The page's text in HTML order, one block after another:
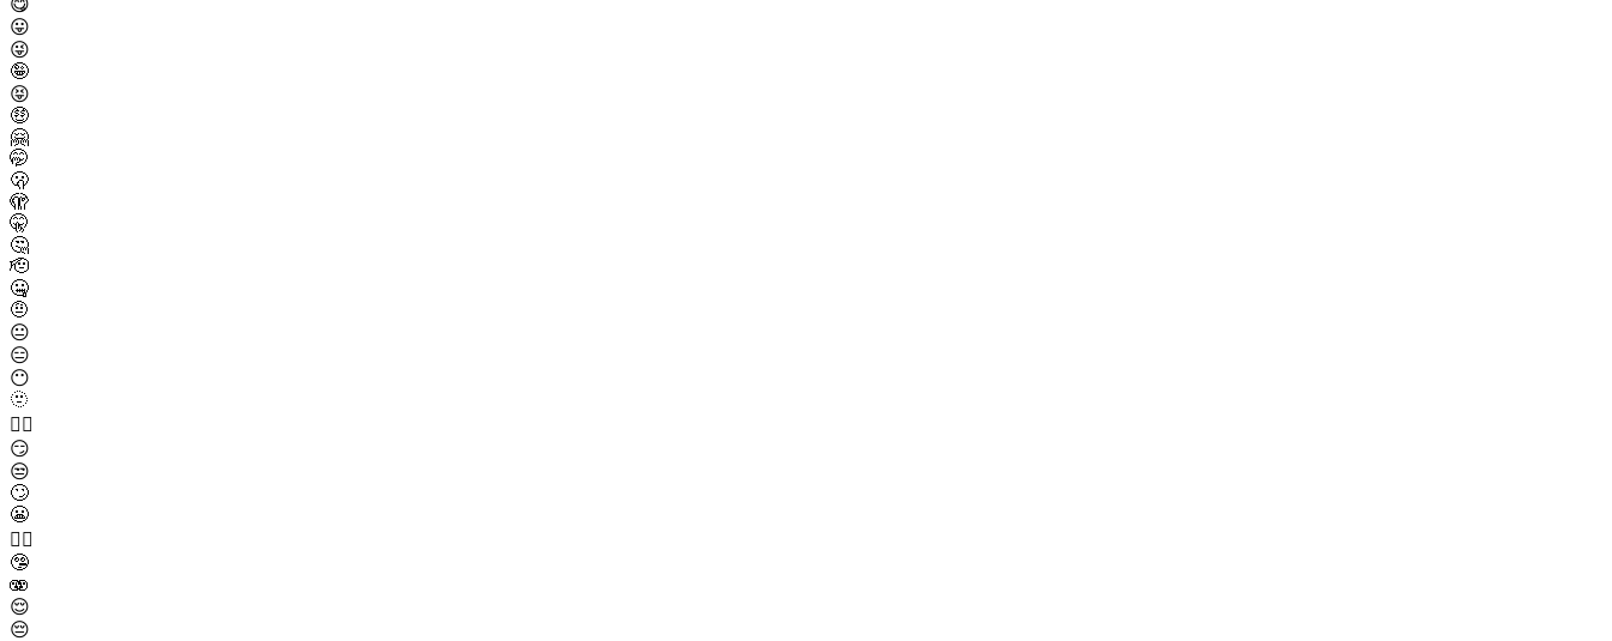
😋
😛
😜
🤪
😝
🤑
🤗
🤭
🫢
🫣
🤫
🤔
🫡
🤐
🤨
😐
😑
😶
🫥
😶‍🌫️
😏
😒
🙄
😬
😮‍💨
🤥
🫨
😌
😔